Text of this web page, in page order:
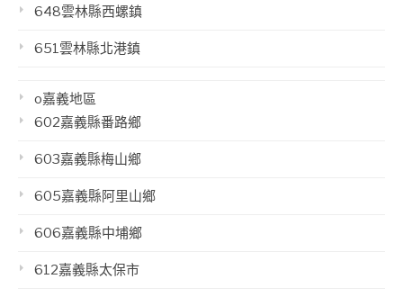
648雲林縣西螺鎮
651雲林縣北港鎮
o嘉義地區
602嘉義縣番路鄉
603嘉義縣梅山鄉
605嘉義縣阿里山鄉
606嘉義縣中埔鄉
612嘉義縣太保市